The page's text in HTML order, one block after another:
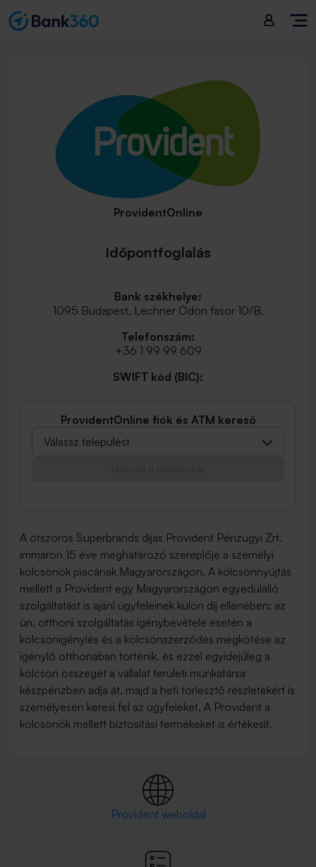
ProvidentOnline
Időpontfoglalás
Bank székhelye:
1095 Budapest, Lechner Ödön fasor 10/B.
Telefonszám:
+36 1 99 99 609
SWIFT kód (BIC):
ProvidentOnline fiók és ATM kereső
Válassz települést
A ötszörös Superbrands díjas Provident Pénzügyi Zrt.
immáron 15 éve meghatározó szereplője a személyi
kölcsönök piacának Magyarországon. A kölcsönnyújtás
mellett a Provident egy Magyarországon egyedülálló
szolgáltatást is ajánl ügyfeleinek külön díj ellenében: az
ún. otthoni szolgáltatás igénybevétele esetén a
kölcsönigénylés és a kölcsönszerződés megkötése az
igénylő otthonában történik, és ezzel egyidejűleg a
kölcsön összegét a vállalat területi munkatársa
készpénzben adja át, majd a heti törlesztő részletekért is
személyesen keresi fel az ügyfeleket. A Provident a
kölcsönök mellett biztosítási termékeket is értékesít.
Provident weboldal